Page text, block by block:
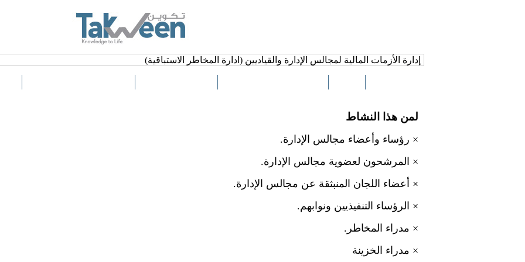
إدارة الأزمات المالية لمجالس الإدارة والقياديين (ادارة المخاطر الاستباقية)
لمن هذا النشاط
× رؤساء وأعضاء مجالس الإدارة.
× المرشحون لعضوية مجالس الإدارة.
×
أعضاء اللجان المنبثقة عن مجالس الإدارة.
× الرؤساء التنفيذيين ونوابهم.
× مدراء المخاطر.
× مدراء الخزينة